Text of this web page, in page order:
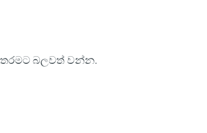
බලවත් වන්න.